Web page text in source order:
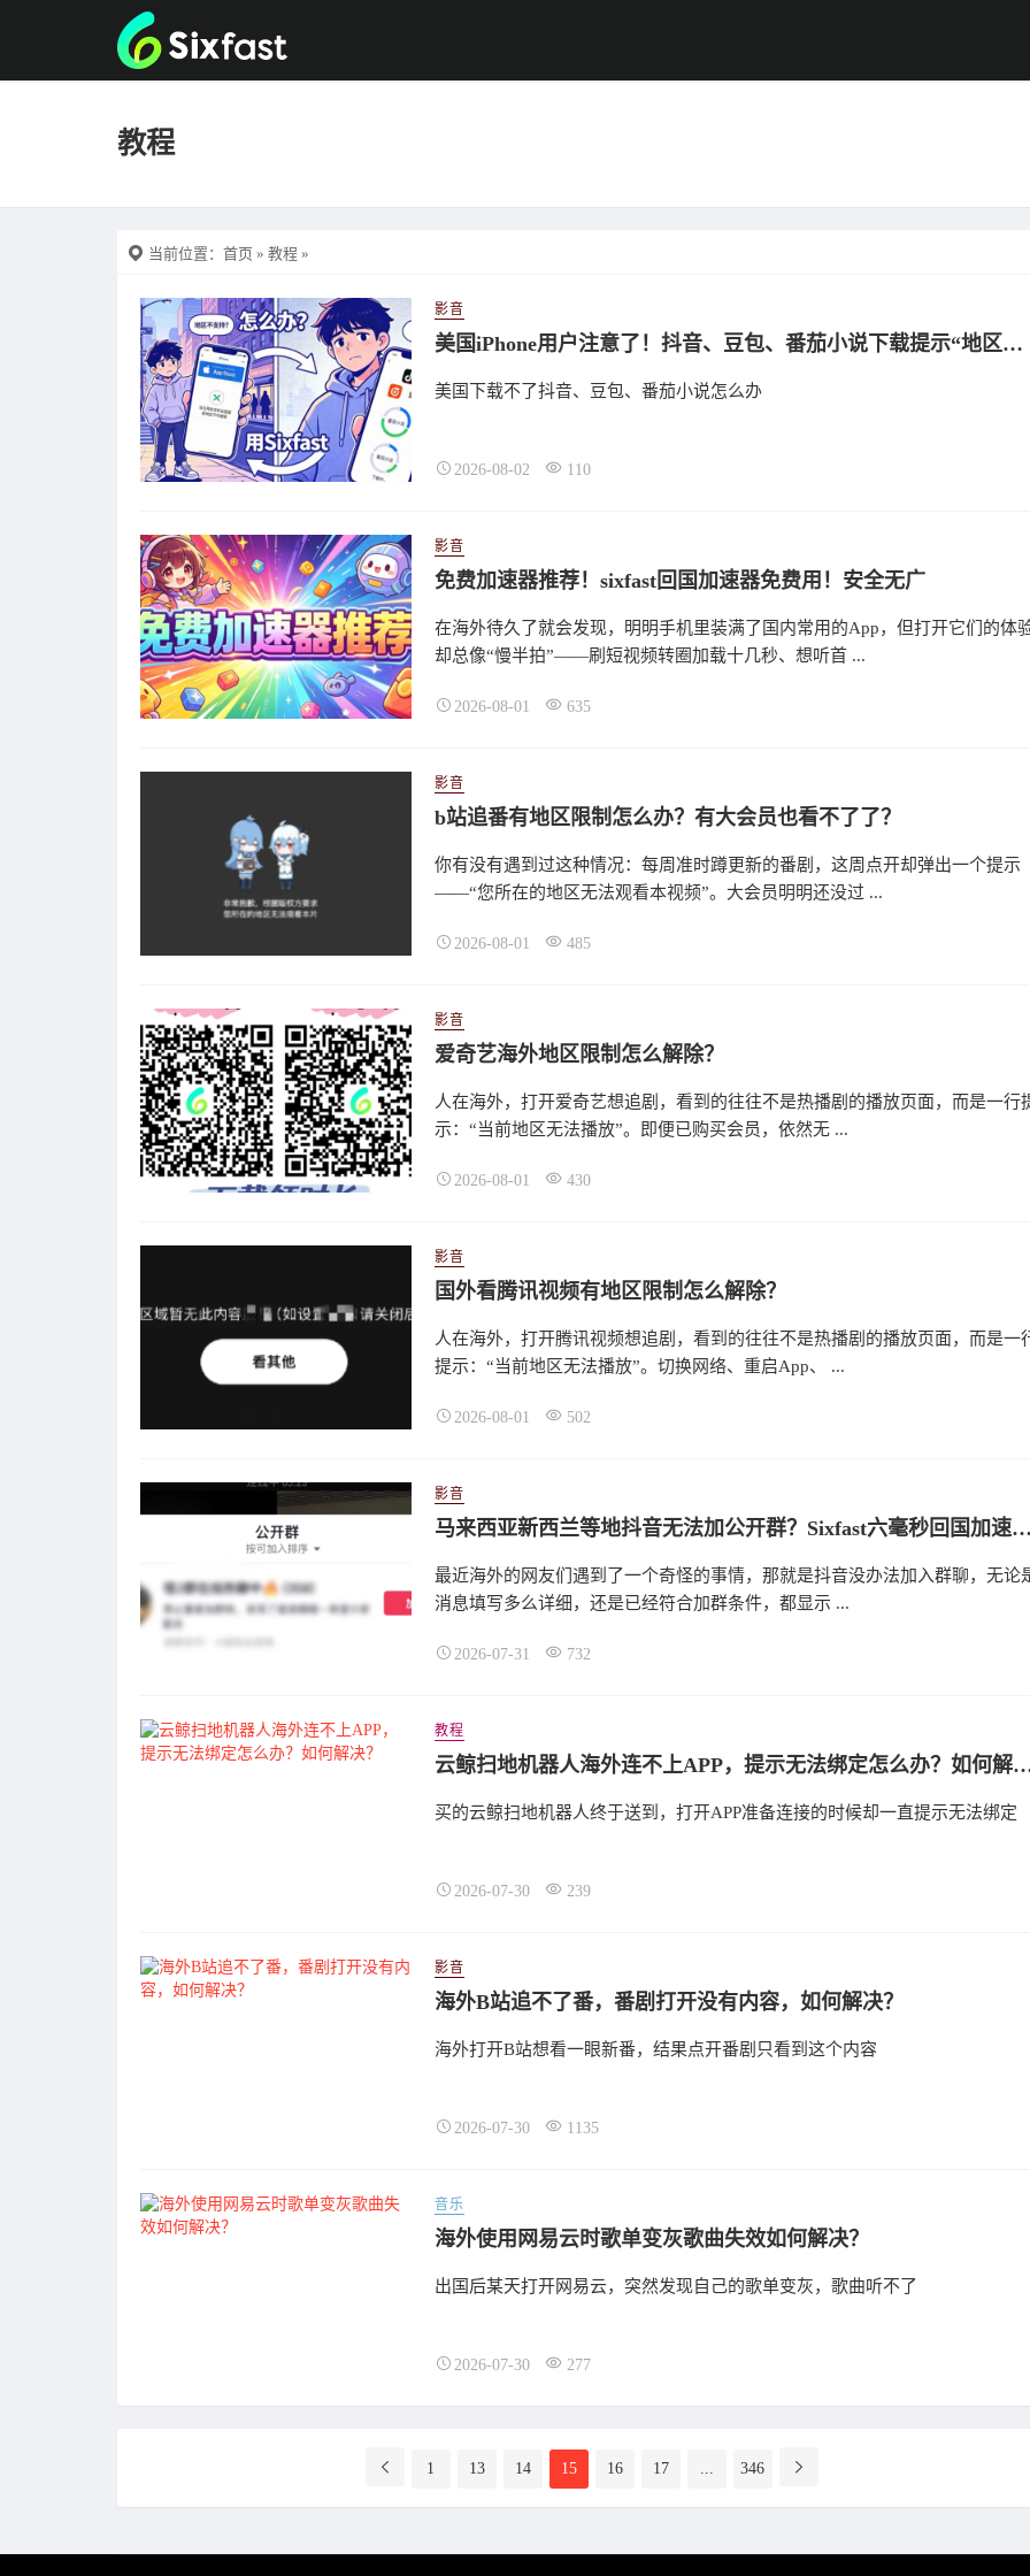
教程
当前位置： 首页 » 教程 »
影音
美国iPhone用户注意了！抖音、豆包、番茄小说下载提示“地区不可用”？千万别卸载，实测恢复方法
美国下载不了抖音、豆包、番茄小说怎么办
2026-08-02 110
影音
免费加速器推荐！sixfast回国加速器免费用！安全无广
在海外待久了就会发现，明明手机里装满了国内常用的App，但打开它们的体
却总像“慢半拍”——刷短视频转圈加载十几秒、想听首 ...
2026-08-01 635
影音
b站追番有地区限制怎么办？有大会员也看不了了？
你有没有遇到过这种情况：每周准时蹲更新的番剧，这周点开却弹出一个提示
——“您所在的地区无法观看本视频”。大会员明明还没过 ...
2026-08-01 485
影音
爱奇艺海外地区限制怎么解除？
人在海外，打开爱奇艺想追剧，看到的往往不是热播剧的播放页面，而是一行
示：“当前地区无法播放”。即便已购买会员，依然无 ...
2026-08-01 430
影音
国外看腾讯视频有地区限制怎么解除？
人在海外，打开腾讯视频想追剧，看到的往往不是热播剧的播放页面，而是一
提示：“当前地区无法播放”。切换网络、重启App、 ...
2026-08-01 502
影音
马来西亚新西兰等地抖音无法加公开群？Sixfast六毫秒回
最近海外的网友们遇到了一个奇怪的事情，那就是抖音没办法加入群聊，无论
消息填写多么详细，还是已经符合加群条件，都显示 ...
2026-07-31 732
教程
云鲸扫地机器人海外连不上APP，提示无法绑
买的云鲸扫地机器人终于送到，打开APP准备连接的时候却一直提示无法绑定
2026-07-30 239
影音
海外B站追不了番，番剧打开没有内容，如何解决？
海外打开B站想看一眼新番，结果点开番剧只看到这个内容
2026-07-30 1135
音乐
海外使用网易云时歌单变灰歌曲失效如何解决？
出国后某天打开网易云，突然发现自己的歌单变灰，歌曲听不了
2026-07-30 277
导
1 13 14 15 16 17 ... 346